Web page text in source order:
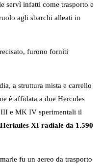
servì infatti come trasporto e
agli sbarchi alleati in
furono forniti
a struttura mista e carrello
è affidata a due Hercules
e MK IV sperimentali il
XI radiale da 1.590
fu un aereo da trasporto